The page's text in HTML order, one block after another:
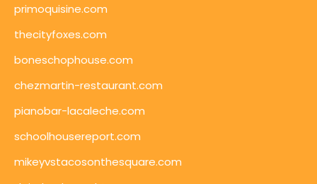
primoquisine.com
thecityfoxes.com
boneschophouse.com
chezmartin-restaurant.com
pianobar-lacaleche.com
schoolhousereport.com
mikeyvstacosonthesquare.com